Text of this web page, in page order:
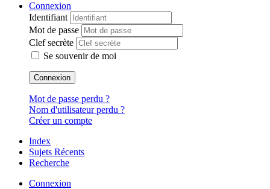
Connexion
Identifiant
Mot de passe
Clef secrète
Se souvenir de moi
Connexion
Mot de passe perdu ?
Nom d'utilisateur perdu ?
Créer un compte
Index
Sujets Récents
Recherche
Connexion